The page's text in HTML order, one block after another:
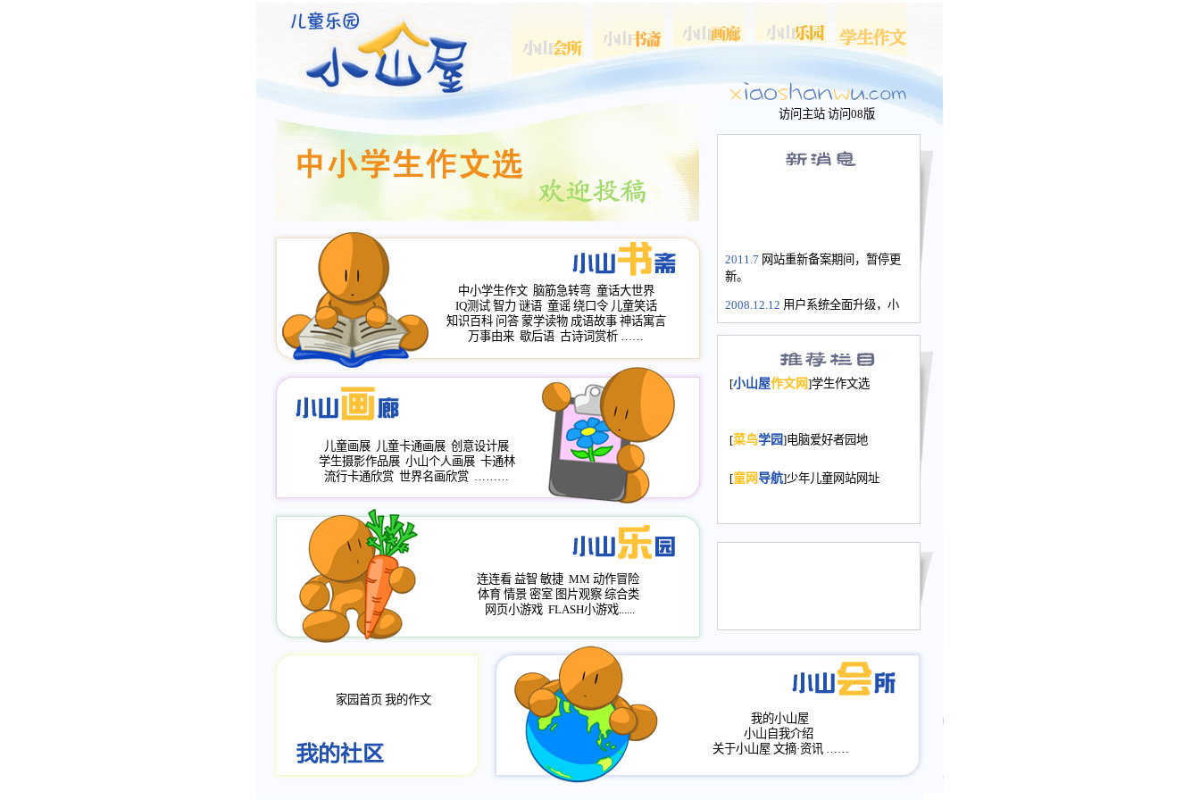
访问主站 访问08版
2011.7 网站重新备案期间，暂停更
新。
2008.12.12 用户系统全面升级，小
长会、家园网－个人空间，用户一
次注册全部通行。
2008.12.12家园网正式运行，域
年，2009版提前启用，小山屋全面
小山画廊均增加多个新栏目。。
评分、顶功能，作文宝典改版。
[小山屋作文网]学生作文选
[菜鸟学园]电脑爱好者园地
[童网导航]少年儿童网站网址
中小学生作文 脑筋急转弯 童话大世界
IQ测试 智力 谜语 童谣 绕口令 儿童笑话
知识百科 问答 蒙学读物 成语故事 神话寓言
万事由来 歇后语 古诗词赏析 ……
儿童画展 儿童卡通画展 创意设计展
学生摄影作品展 小山个人画展 卡通林
流行卡通欣赏 世界名画欣赏 ………
连连看 益智 敏捷 MM 动作冒险
体育 情景 密室 图片观察 综合类
网页小游戏 FLASH小游戏......
家园首页 我的作文
我的小山屋
小山自我介绍
关于小山屋 文摘·资讯 ……